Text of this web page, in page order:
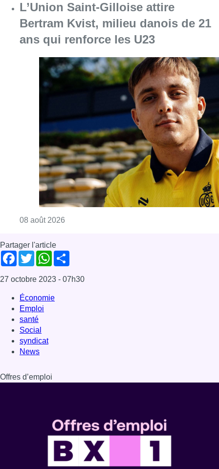
L’Union Saint-Gilloise attire
Bertram Kvist, milieu danois de 21
ans qui renforce les U23
08 août 2026
Partager l'article
Facebook
TwitterWhatsApp
27 octobre 2023 - 07h30
Économie
Emploi
santé
Social
syndicat
News
Offres d’emploi